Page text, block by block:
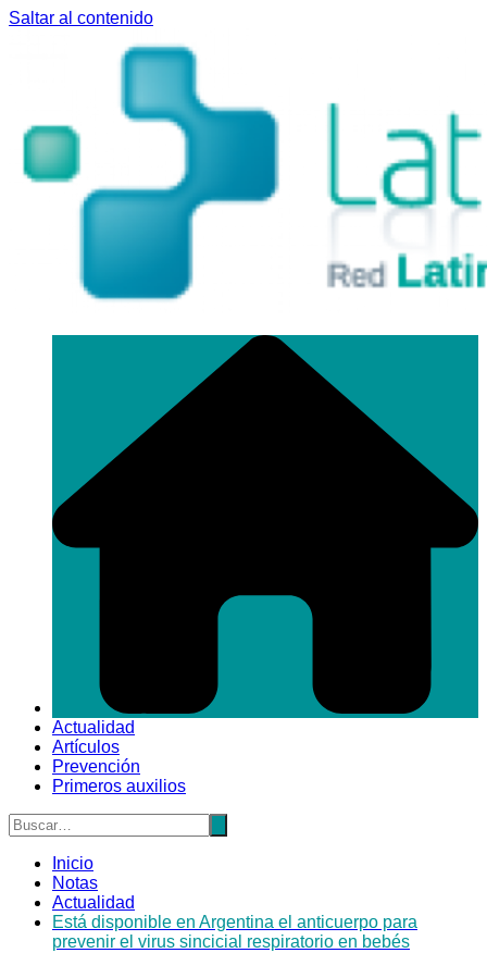
Saltar al contenido
Actualidad
Artículos
Prevención
Primeros auxilios
Inicio
Notas
Actualidad
Está disponible en Argentina el anticuerpo para
prevenir el virus sincicial respiratorio en bebés